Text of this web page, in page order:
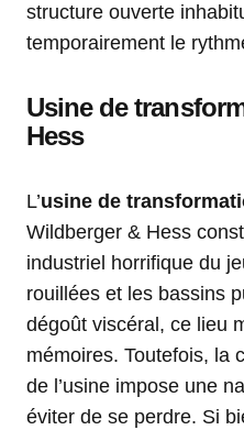
structure ouverte
temporairement le
Usine de
Hess
L’usine de
Wildberger & Hess
industriel horrifique du
rouillées et les bassins
dégoût viscéral, ce lieu
mémoires. Toutefois, la
de l’usine impose une
éviter de se perdre. Si